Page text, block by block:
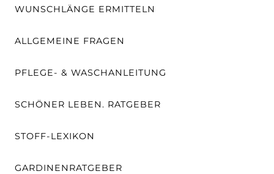
WUNSCHLÄNGE ERMITTELN
ALLGEMEINE FRAGEN
PFLEGE- & WASCHANLEITUNG
SCHÖNER LEBEN. RATGEBER
STOFF-LEXIKON
GARDINENRATGEBER